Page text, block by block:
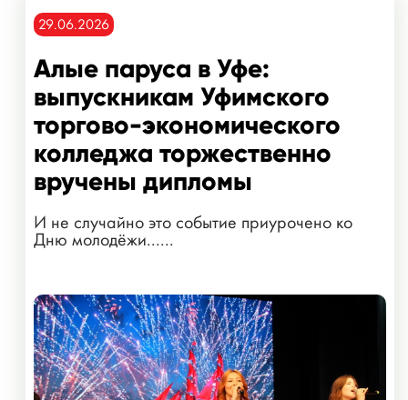
29.06.2026
Алые паруса в Уфе:
выпускникам Уфимского
торгово-экономического
колледжа торжественно
вручены дипломы
И не случайно это событие приурочено ко
Дню молодёжи......